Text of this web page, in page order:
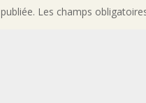
Les champs